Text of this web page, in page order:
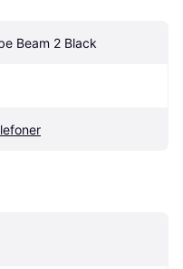
Beam 2 Black